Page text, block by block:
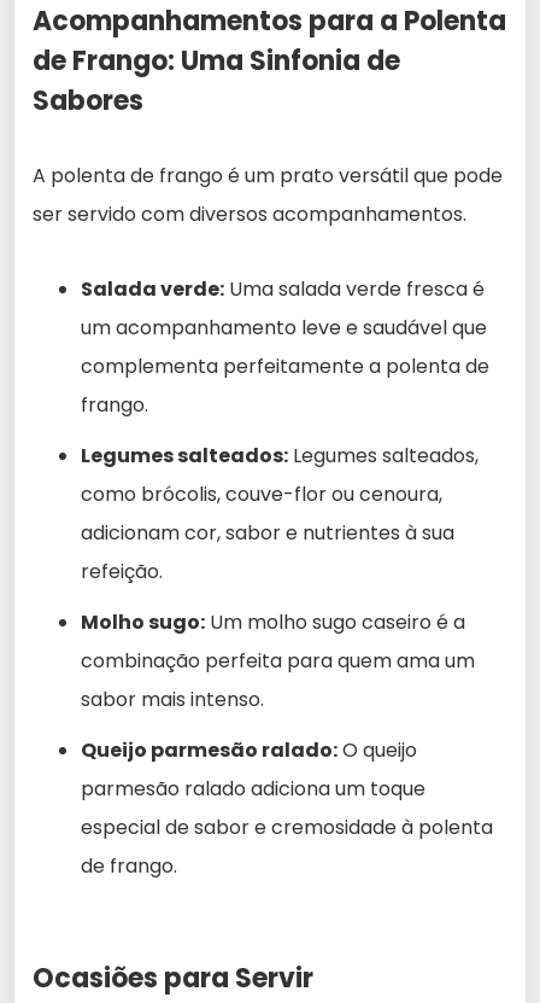
Acompanhamentos para a Polenta
de Frango: Uma Sinfonia de
Sabores
A polenta de frango é um prato versátil que pode
ser servido com diversos acompanhamentos.
Salada verde: Uma salada verde fresca é
um acompanhamento leve e saudável que
complementa perfeitamente a polenta de
frango.
Legumes salteados: Legumes salteados,
como brócolis, couve-flor ou cenoura,
adicionam cor, sabor e nutrientes à sua
refeição.
Molho sugo: Um molho sugo caseiro é a
combinação perfeita para quem ama um
sabor mais intenso.
Queijo parmesão ralado:O queijo
parmesão ralado adiciona um toque
especial de sabor e cremosidade à polenta
de frango.
Ocasiões para Servir